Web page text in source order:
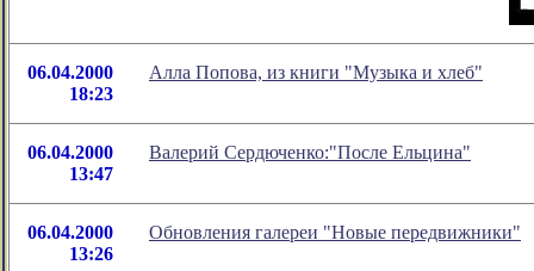
06.04.2000
18:23
Алла Попова, из книги "Музыка и хлеб"
06.04.2000
13:47
Валерий Сердюченко:"После Ельцина"
06.04.2000
13:26
Обновления галереи "Новые передвижники"